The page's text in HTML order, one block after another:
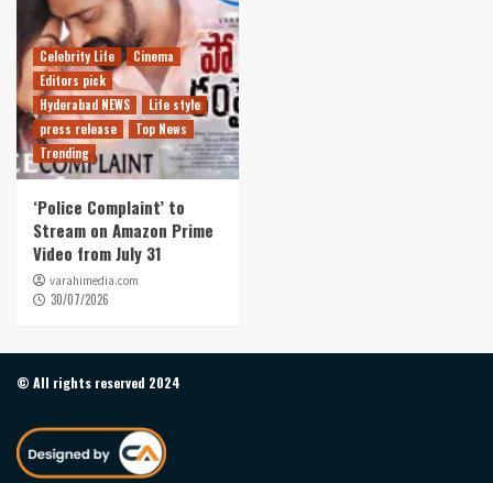
Celebrity Life
Cinema
Editors pick
Hyderabad NEWS
Life style
press release
Top News
Trending
‘Police Complaint’ to
Stream on Amazon Prime
Video from July 31
varahimedia.com
30/07/2026
© All rights reserved 2024